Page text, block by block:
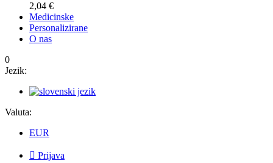
2,04 €
Medicinske
Personalizirane
O nas
0
Jezik:
Valuta:
EUR
 Prijava